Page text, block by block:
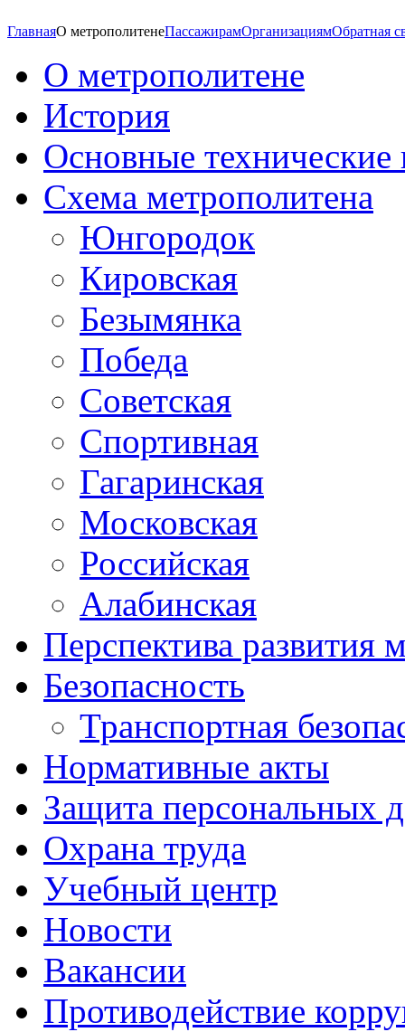
ГлавнаяО метрополитенеПассажирамОрганизациямОбратная
О метрополитене
История
Основные технические
Схема метрополитена
Юнгородок
Кировская
Безымянка
Победа
Советская
Спортивная
Гагаринская
Московская
Российская
Алабинская
Перспектива развития
Безопасность
Транспортная
Нормативные акты
Защита персональных
Охрана труда
Учебный центр
Новости
Вакансии
Противодействие